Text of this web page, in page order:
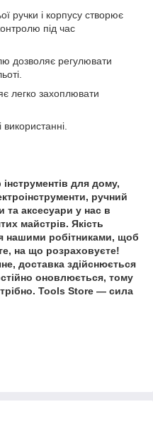
ручки і корпусу створює
під час
дозволяє регулювати
легко захоплювати
використанні.
для дому,
ручний
та аксесуари у нас в
майстрів. Якість
нашими робітниками, щоб
на що розраховуєте!
доставка здійснюється
оновлюється, тому
Tools Store — сила